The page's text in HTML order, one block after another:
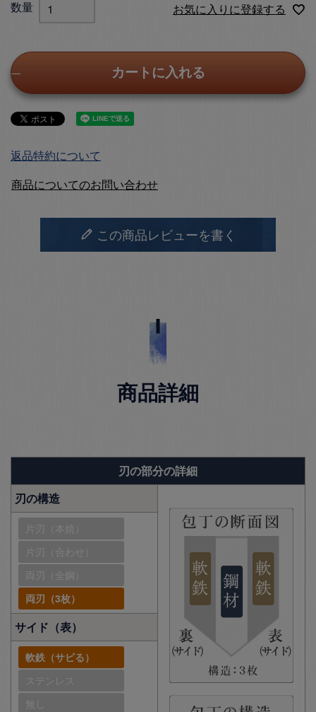
お気に入りに登録する
カートに入れる
返品特約について
商品についてのお問い合わせ
この商品レビューを書く
商品詳細
刃の部分の詳細
刃の構造
片刃（本焼）
片刃（合わせ）
両刃（全鋼）
両刃（3枚）
サイド（表）
軟鉄（サビる）
ステンレス
無し